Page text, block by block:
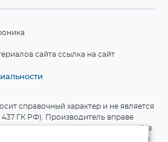
сайта ссылка на сайт
справочный характер и не является
ГК РФ). Производитель вправе
и комплект поставки без
данные приведены на официальном